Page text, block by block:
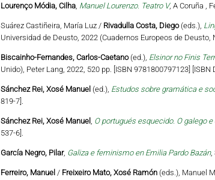
Lourenço Módia, Cilha, Manuel Lourenzo. Teatro V, A Coruña ,
Suárez Castiñeira, María Luz / Rivadulla Costa, Diego(eds.),
Universidad de Deusto, 2022 (Cuadernos Europeos de Deusto,
Biscainho-Fernandes, Carlos-Caetano(ed.), Elsinor no Finis
Unido), Peter Lang, 2022, 520 pp. [ISBN 9781800797123]
Sánchez Rei, Xosé Manuel (ed.), Estudos sobre gramática e
819-7].
Sánchez Rei, Xosé Manuel , O portugués esquecido. O galego
537-6].
García Negro, Pilar, Galiza e feminismo en Emilia Pardo Bazán,
Ferreiro, Manuel / Freixeiro Mato, Xosé Ramón(eds.), Manuel